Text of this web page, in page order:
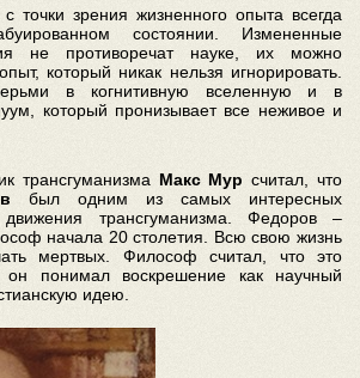
точки зрения жизненного опыта всегда
состоянии. Измененные
не противоречат науке, их можно
который никак нельзя игнорировать.
в когнитивную вселенную и в
который пронизывает все неживое и
трансгуманизма Макс Мур считал, что
был одним из самых интересных
движения трансгуманизма. Федоров –
начала 20 столетия. Всю свою жизнь
мертвых. Философ считал, что это
понимал воскрешение как научный
идею.